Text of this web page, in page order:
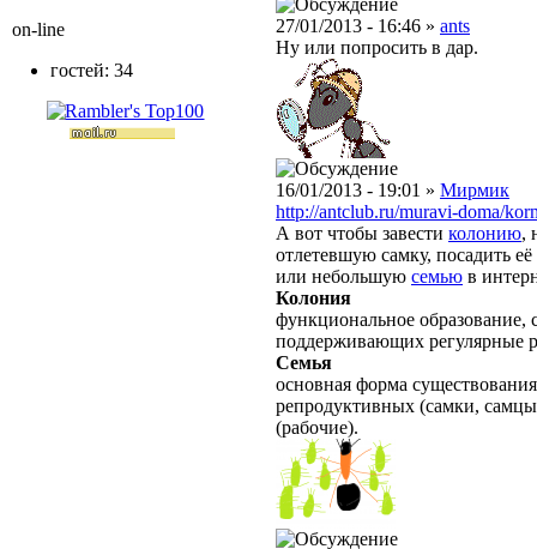
27/01/2013 - 16:46 » ants
Ну или попросить в дар.
16/01/2013 - 19:01 » Мирмик
http://antclub.ru/muravi-doma/
А вот чтобы завести колонию,
отлетевшую самку, посадить
или небольшую семью в
Колония
функциональное образование,
поддерживающих регулярные
Семья
основная форма
репродуктивных (самки,
(рабочие).
on-line
гостей: 34